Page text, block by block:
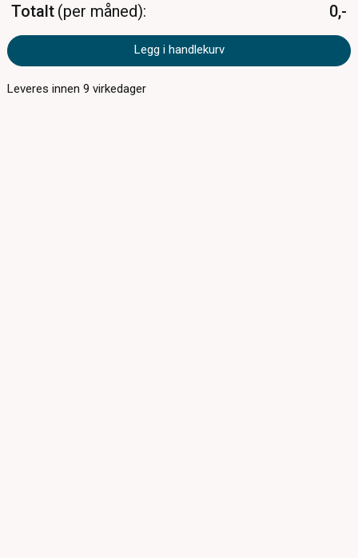
Totalt per måned 0,-
Legg i handlekurv
Leveres innen9 virkedager